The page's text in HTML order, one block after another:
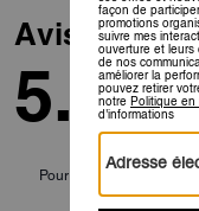
Avis
5.0
Pour plus